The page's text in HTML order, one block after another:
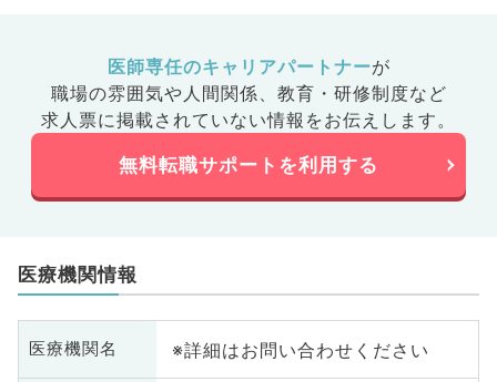
医師専任のキャリアパートナーが
職場の雰囲気や人間関係、 教育・研修制度など
求人票に掲載されていない情報をお伝えします。
無料転職サポートを利用する
医療機関情報
医療機関名 ※詳細はお問い合わせください